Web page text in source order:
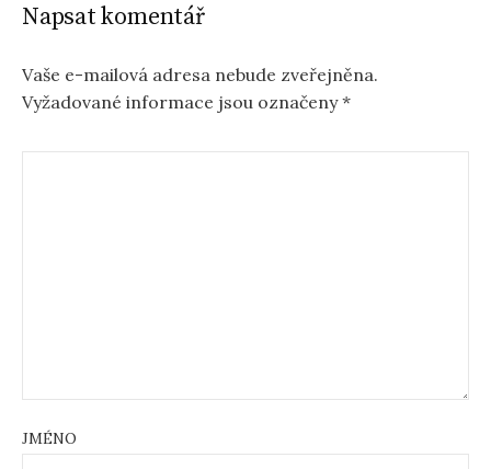
Napsat komentář
Vaše e-mailová adresa nebude zveřejněna.
Vyžadované informace jsou označeny*
JMÉNO